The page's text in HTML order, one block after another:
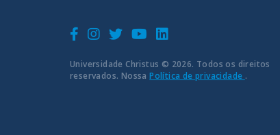
Universidade Christus © 2026. Todos os direitos
reservados. NossaPolítica de privacidade .